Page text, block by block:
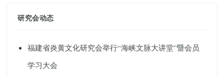
研究会动态
福建省炎黄文化研究会举行“海峡文脉大讲堂”暨会员
学习大会